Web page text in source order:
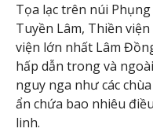
Tọa lạc trên núi
Tuyền Lâm, Thiền
viện lớn nhất Lâm
hấp dẫn trong và
nguy nga như các
ẩn chứa bao nhiêu
linh.